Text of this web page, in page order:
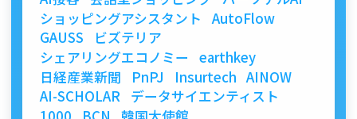
ショッピングアシスタント
AutoFlow
GAUSS
ビズテリア
シェアリングエコノミー
earthkey
日経産業新聞
PnPJ Insurtech AINOW
AI-SCHOLAR データサイエンティスト